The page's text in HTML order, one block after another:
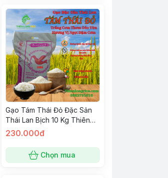
Gạo Tám Thái Đỏ Đặc Sản
Thái Lan Bịch 10 Kg Thiên
Long Rice Hàng Loại 1 Trắng
Cơm
230.000đ
Chọn mua